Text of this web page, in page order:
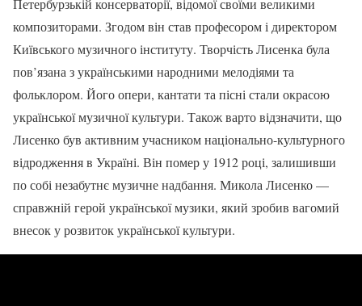
Петербурзькій консерваторії, відомої своїми великими
композиторами. Згодом він став професором і директором
Київського музичного інституту. Творчість Лисенка була
пов’язана з українськими народними мелодіями та
фольклором. Його опери, кантати та пісні стали окрасою
української музичної культури. Також варто відзначити, що
Лисенко був активним учасником національно-культурного
відродження в Україні. Він помер у 1912 році, залишивши
по собі незабутнє музичне надбання. Микола Лисенко —
справжній герой української музики, який зробив вагомий
внесок у розвиток української культури.